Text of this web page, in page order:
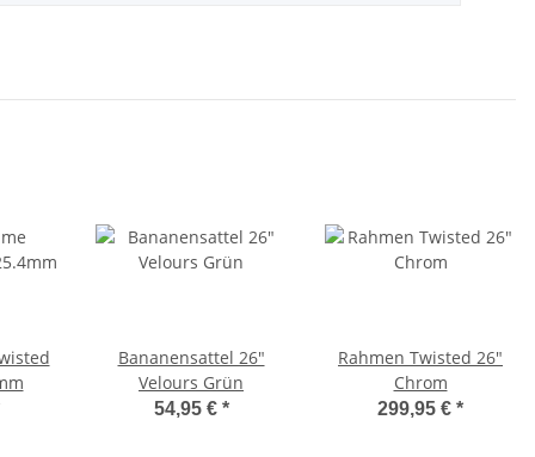
Bananensattel 26"
Velours Grün
54,95 € *
Rahmen Twisted 26"
Chrom
299,95 € *